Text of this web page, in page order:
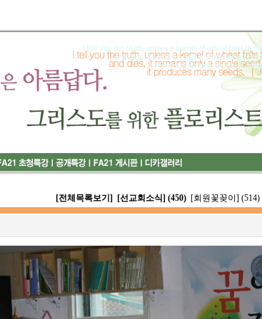
[전체목록보기] [선교회소식] (450) [회원꽃꽂이] (514)